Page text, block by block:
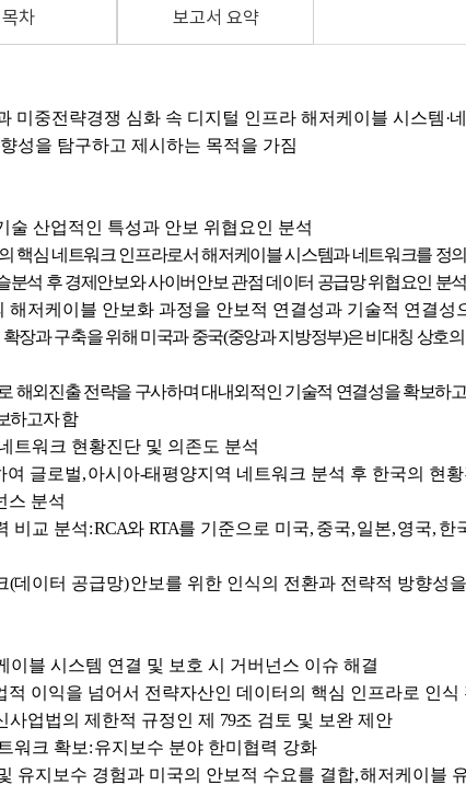
술정책연구원에서 제공하는 저작물을 이용하였음을 명시할 것을
사용하였거나 과학기술정책연구원에서 제시한 이용조건을 이행하지
에 따라 관련기관에 처벌을 받을 수 있으며, 즉시 저작물의 이용허락을
구 과제준비 교육자료 출판활용 기타
목차 보고서 요약
미중전략경쟁 심화 속 디지털 인프라 해저케이블 시스템·
성을 탐구하고 제시하는 목적을 가짐
술 산업적인 특성과 안보 위협요인 분석
핵심 네트워크 인프라로서 해저케이블 시스템과 네트워크를 정의
석 후 경제안보와 사이버안보 관점 데이터 공급망 위협요인 분석
해저케이블 안보화 과정을 안보적 연결성과 기술적 연결성
장과 구축을 위해 미국과 중국(중앙과 지방정부)은 비대칭 상호
해외진출 전략을 구사하며 대내외적인 기술적 연결성을 확보하
하고자 함
트워크 현황진단 및 의존도 분석
여 글로벌,아시아-태평양지역 네트워크 분석 후 한국의 현
스 분석
비교 분석: RCA와RTA를 기준으로 미국, 중국,일본,영국, 한
(데이터 공급망)안보를 위한 인식의 전환과 전략적 방향성
이블 시스템 연결 및 보호 시 거버넌스 이슈 해결
적 이익을 넘어서 전략자산인 데이터의 핵심 인프라로 인식
사업법의 제한적 규정인 제 79조 검토 및 보완 제안
워크 확보 :유지보수 분야 한미협력 강화
유지보수 경험과 미국의 안보적 수요를 결합,해저케이블